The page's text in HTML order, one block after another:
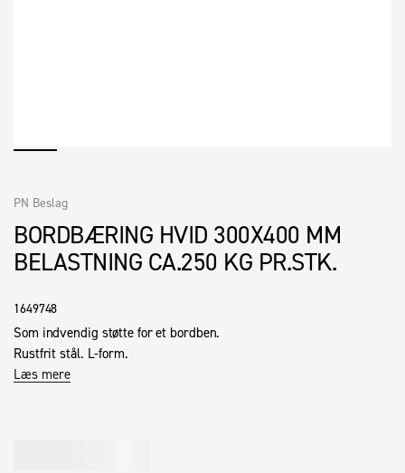
BORDBÆRING HVID 300X400 MM
BELASTNING CA.250 KG PR.STK.
PN Beslag
1649748
Som indvendig støtte for et bordben.
Rustfrit stål. L-form.
Læs mere